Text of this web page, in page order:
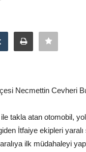
Necmettin Cevheri
takla atan otomobil,
İtfaiye ekipleri yaralı
ilk müdahaleyi